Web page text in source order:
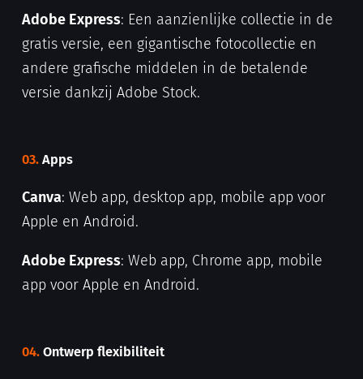
Adobe Express: Een aanzienlijke collectie in de
gratis versie, een gigantische fotocollectie en
andere grafische middelen in de betalende
versie dankzij Adobe Stock.
03. Apps
Canva: Web app, desktop app, mobile app voor
Apple en Android.
Adobe Express: Web app, Chrome app, mobile
app voor Apple en Android.
04. Ontwerp flexibiliteit